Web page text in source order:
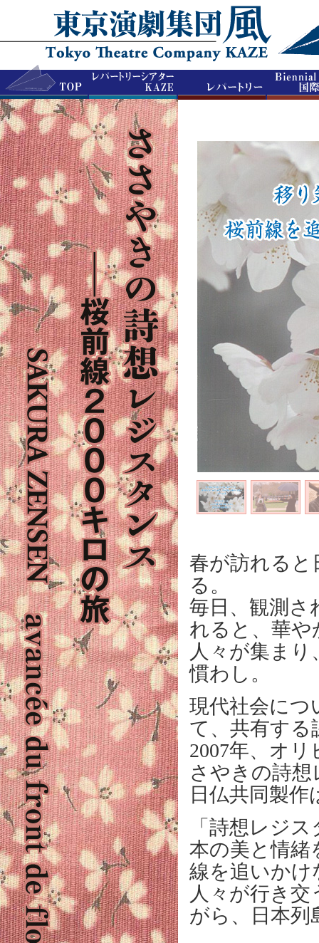
春が訪れると
る。
毎日、観測さ
れると、華
人々が集ま
慣わし。
現代社会につ
て、共有する
2007年、オ
さやきの詩想
日仏共同製
「詩想レジ
本の美と情緒
線を追いかけ
人々が行き
がら、日本列